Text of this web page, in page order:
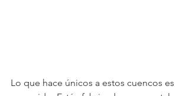
Lo que hace únicos a estos cuencos es